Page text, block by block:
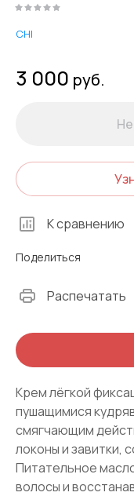
CHI
3 000 руб.
К сравнению
Поделиться
Распечатать
Крем лёгкой
пушащимися
смягчающим
локоны и завитки,
Питательное
волосы и